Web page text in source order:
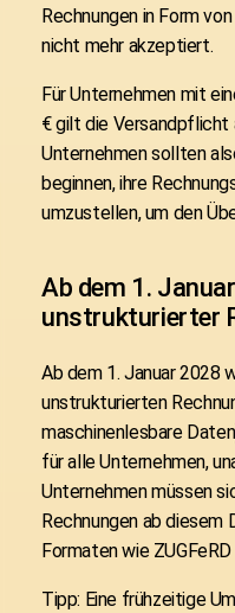
Rechnungen in Form
nicht mehr akzeptiert.
Für Unternehmen mit
€ gilt die Versandpflicht
Unternehmen sollten
beginnen, ihre
umzustellen, um den
Ab dem 1.
unstrukturierter
Ab dem 1. Januar 2028
unstrukturierten
maschinenlesbare
für alle Unternehmen,
Unternehmen müssen
Rechnungen ab
Formaten wie
Tipp: Eine frühzeitige